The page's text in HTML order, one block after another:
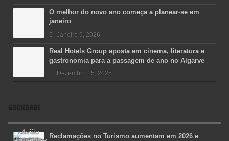
O melhor do novo ano começa a planear-se em
janeiro
Janeiro 9, 2026
Real Hotels Group aposta em cinema, literatura e
gastronomia para a passagem de ano no Algarve
Dezembro 15, 2025
SOCIEDADE
Reclamações no Turismo aumentam em 2026 e